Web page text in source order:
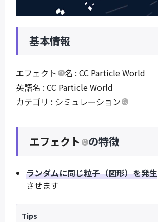
基本情報
エフェクト
名 : CC Particle World
英語名 : CC Particle World
カテゴリ : シミュレーション
エフェクト の特徴
ランダムに同じ粒子（図形）を発生
させます
Tips